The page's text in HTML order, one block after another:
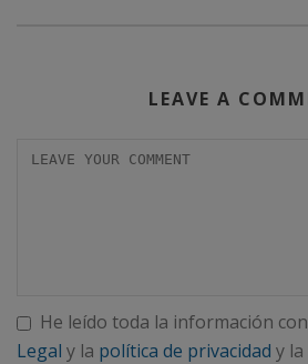
LEAVE A
He leído toda la información
Legal y la política de privacidad y